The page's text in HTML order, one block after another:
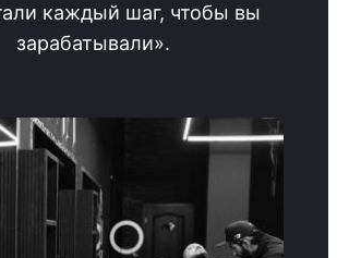
каждый шаг, чтобы вы
зарабатывали».